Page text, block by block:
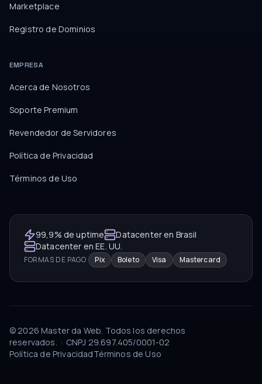
Marketplace
Registro de Dominios
EMPRESA
Acerca de Nosotros
Soporte Premium
Revendedor de Servidores
Política de Privacidad
Términos de Uso
99,9% de uptime
Datacenter en Brasil
Datacenter en EE. UU.
FORMAS DE PAGO Pix Boleto Visa Mastercard
© 2026 Master da Web. Todos los derechos
reservados. · CNPJ 29.697.405/0001-02
Política de PrivacidadTérminos de Uso